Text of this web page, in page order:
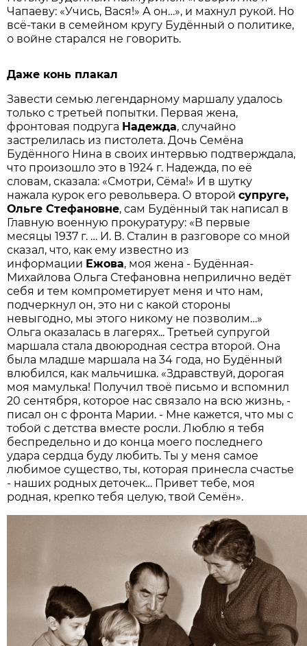
Чапаеву: «Учись, Вася!» А он…», и махнул рукой. Но
всё-таки в семейном кругу Будённый о политике,
о войне старался не говорить.
Даже конь плакал
Завести семью легендарному маршалу удалось
только с третьей попытки. Первая жена,
фронтовая подруга Надежда, случайно
застрелилась из пистолета. Дочь Семёна
Будённого Нина в своих интервью подтверждала,
что произошло это в 1924 г. Надежда, по её
словам, сказала: «Смотри, Сёма!» И в шутку
нажала курок его револьвера. О второйсупруге,
Ольге Стефановне, сам Будённый так написал в
Главную военную прокуратуру: «В первые
месяцы 1937 г. … И. В. Сталин в разговоре со мной
сказал, что, как ему известно из
информации Ежова, моя жена - Будённая-
Михайлова Ольга Стефановна неприлично ведёт
себя и тем компрометирует меня и что нам,
подчеркнул он, это ни с какой стороны
невыгодно, мы этого никому не позволим…»
Ольга оказалась в лагерях... Третьей супругой
маршала стала двоюродная сестра второй. Она
была младше маршала на 34 года, но Будённый
влюбился, как мальчишка. «Здравствуй, дорогая
моя мамулька! Получил твоё письмо и вспомнил
20 сентября, которое нас связало на всю жизнь, -
писал он с фронта Марии. - Мне кажется, что мы с
тобой с дет­ства вместе росли. Люблю я тебя
беспредельно и до конца моего последнего
удара сердца буду любить. Ты у меня самое
любимое существо, ты, которая принесла счастье
- наших родных деточек… Привет тебе, моя
родная, крепко тебя целую, твой Семён».